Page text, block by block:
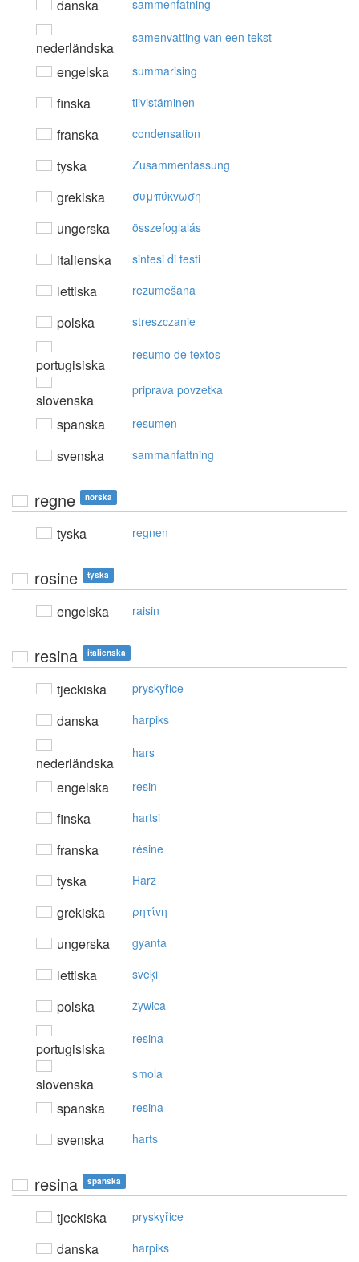
danska sammenfatning
nederländska
samenvatting van een tekst
engelska summarising
finska tiivistäminen
franska condensation
tyska Zusammenfassung
grekiska συμπύκvωση
ungerska összefoglalás
italienska sintesi di testi
lettiska rezumēšana
polska streszczanie
portugisiska
resumo de textos
slovenska
priprava povzetka
spanska resumen
svenska sammanfattning
regne norska
tyska regnen
rosine tyska
engelska raisin
resina italienska
tjeckiska pryskyřice
danska harpiks
nederländska
hars
engelska resin
finska hartsi
franska résine
tyska Harz
grekiska ρητίvη
ungerska gyanta
lettiska sveķi
polska żywica
portugisiska
resina
slovenska
smola
spanska resina
svenska harts
resina spanska
tjeckiska pryskyřice
danska harpiks